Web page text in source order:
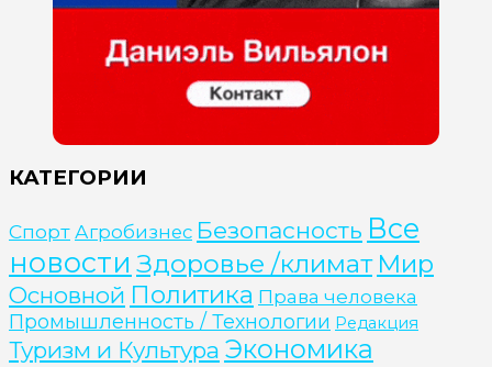
КАТЕГОРИИ
Cпорт Агробизнес Безопасность Все
новости Здоровье /климат Мир
Основной Политика Права человека
Промышленность / Технологии Редакция
Туризм и Культура Экономика